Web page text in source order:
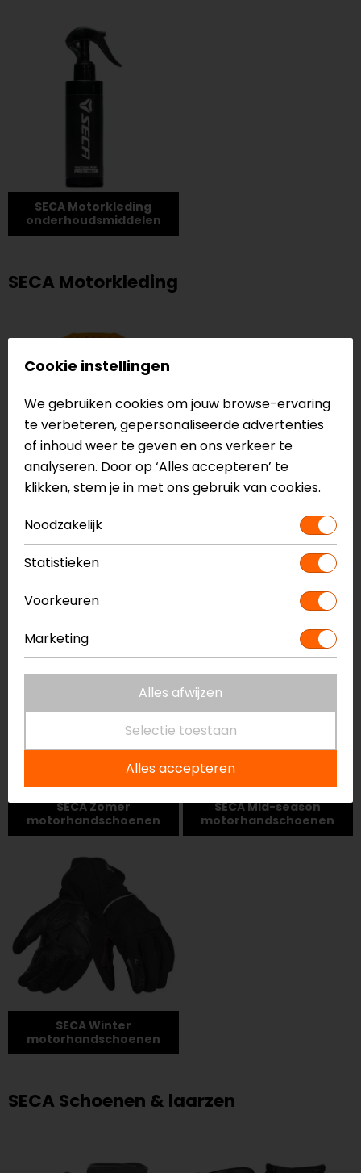
SECA Motorkleding
onderhoudsmiddelen
SECA Motorkleding
SECA Motorhandschoenen
SECA Zomer
motorhandschoenen
SECA Mid-season
motorhandschoenen
SECA Winter
motorhandschoenen
SECA Schoenen & laarzen
Cookie instellingen
We gebruiken cookies om jouw browse-ervaring
te verbeteren, gepersonaliseerde advertenties
of inhoud weer te geven en ons verkeer te
analyseren. Door op ‘Alles accepteren’ te
klikken, stem je in met ons gebruik van cookies.
Noodzakelijk
Statistieken
Voorkeuren
Marketing
Alles afwijzen
Selectie toestaan
Alles accepteren